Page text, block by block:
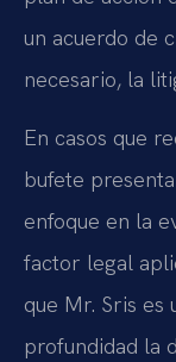
un acuerdo de
necesario, la
En casos que
bufete
enfoque en la
factor legal
que Mr. Sris es
profundidad la